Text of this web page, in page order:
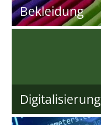
Bekleidung
Digitalisierung